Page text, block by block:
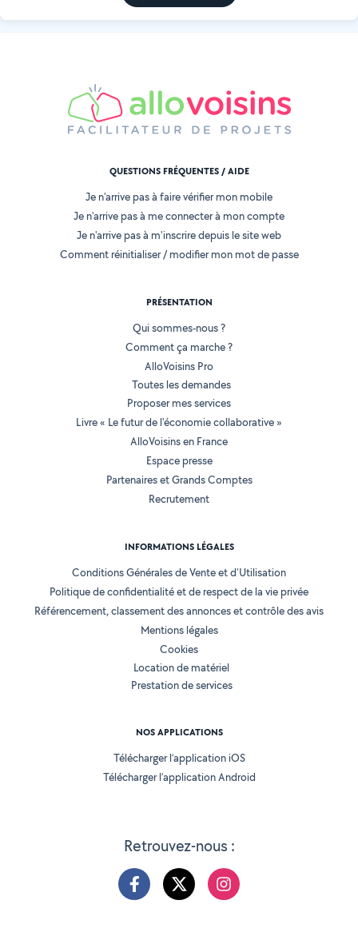
Retrouvez-nous :
QUESTIONS FRÉQUENTES / AIDE
Je n'arrive pas à faire vérifier mon mobile
Je n'arrive pas à me connecter à mon compte
Je n'arrive pas à m'inscrire depuis le site web
Comment réinitialiser / modifier mon mot de passe
PRÉSENTATION
Qui sommes-nous ?
Comment ça marche ?
AlloVoisins Pro
Toutes les demandes
Proposer mes services
Livre « Le futur de l'économie collaborative »
AlloVoisins en France
Espace presse
Partenaires et Grands Comptes
Recrutement
INFORMATIONS LÉGALES
Conditions Générales de Vente et d'Utilisation
Politique de confidentialité et de respect de la vie privée
Référencement, classement des annonces et contrôle des avis
Mentions légales
Cookies
Location de matériel
Prestation de services
NOS APPLICATIONS
Télécharger l’application iOS
Télécharger l’application Android